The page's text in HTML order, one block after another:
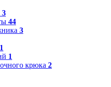
3
44
3
1
1
крюка 2